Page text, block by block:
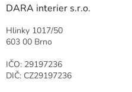
DARA interier s.r.o.
Hlinky 1017/50
603 00 Brno
IČO: 29197236
DIČ: CZ29197236